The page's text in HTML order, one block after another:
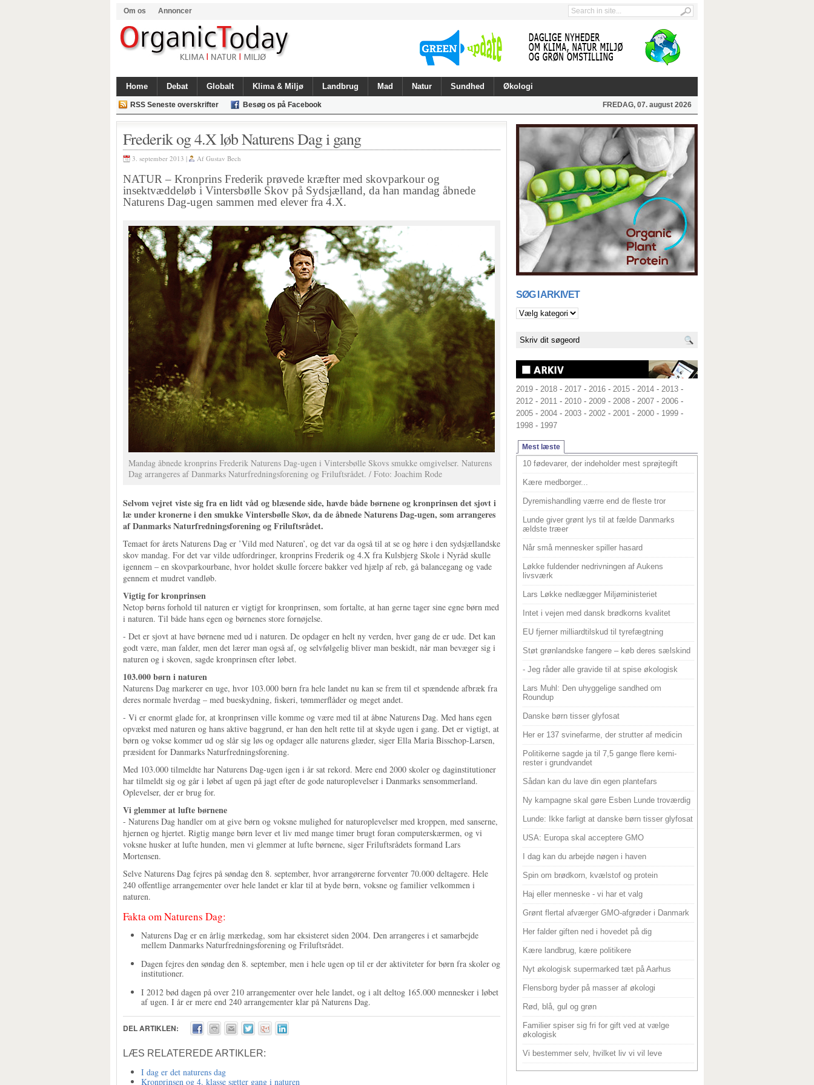
Om os Annoncer
Home Debat Globalt Klima & Miljø Landbrug Mad Natur Sundhed Økologi
RSS Seneste overskrifter Besøg os på Facebook FREDAG, 07. august 2026
Frederik og 4.X løb Naturens Dag i gang
3. september 2013 | Af Gustav Bech
NATUR – Kronprins Frederik prøvede kræfter med skovparkour og
insektvæddeløb i Vintersbølle Skov på Sydsjælland, da han mandag åbnede
Naturens Dag-ugen sammen med elever fra 4.X.
Mandag åbnede kronprins Frederik Naturens Dag-ugen i Vintersbølle Skovs smukke omgivelser. Naturens
Dag arrangeres af Danmarks Naturfredningsforening og Friluftsrådet. / Foto: Joachim Rode
Selvom vejret viste sig fra en lidt våd og blæsende side, havde både børnene og kronprinsen det sjovt i
læ under kronerne i den smukke Vintersbølle Skov, da de åbnede Naturens Dag-ugen, som arrangeres
af Danmarks Naturfredningsforening og Friluftsrådet.
Temaet for årets Naturens Dag er ’Vild med Naturen’, og det var da også til at se og høre i den sydsjællandske
skov mandag. For det var vilde udfordringer, kronprins Frederik og 4.X fra Kulsbjerg Skole i Nyråd skulle
igennem – en skovparkourbane, hvor holdet skulle forcere bakker ved hjælp af reb, gå balancegang og vade
gennem et mudret vandløb.
Vigtig for kronprinsen
Netop børns forhold til naturen er vigtigt for kronprinsen, som fortalte, at han gerne tager sine egne børn med
i naturen. Til både hans egen og børnenes store fornøjelse.
- Det er sjovt at have børnene med ud i naturen. De opdager en helt ny verden, hver gang de er ude. Det kan
godt være, man falder, men det lærer man også af, og selvfølgelig bliver man beskidt, når man bevæger sig i
naturen og i skoven, sagde kronprinsen efter løbet.
103.000 børn i naturen
Naturens Dag markerer en uge, hvor 103.000 børn fra hele landet nu kan se frem til et spændende afbræk fra
deres normale hverdag – med bueskydning, fiskeri, tømmerflåder og meget andet.
- Vi er enormt glade for, at kronprinsen ville komme og være med til at åbne Naturens Dag. Med hans egen
opvækst med naturen og hans aktive baggrund, er han den helt rette til at skyde ugen i gang. Det er vigtigt, at
børn og vokse kommer ud og slår sig løs og opdager alle naturens glæder, siger Ella Maria Bisschop-Larsen,
præsident for Danmarks Naturfredningsforening.
Med 103.000 tilmeldte har Naturens Dag-ugen igen i år sat rekord. Mere end 2000 skoler og daginstitutioner
har tilmeldt sig og går i løbet af ugen på jagt efter de gode naturoplevelser i Danmarks sensommerland.
Oplevelser, der er brug for.
Vi glemmer at lufte børnene
- Naturens Dag handler om at give børn og voksne mulighed for naturoplevelser med kroppen, med sanserne,
hjernen og hjertet. Rigtig mange børn lever et liv med mange timer brugt foran computerskærmen, og vi
voksne husker at lufte hunden, men vi glemmer at lufte børnene, siger Friluftsrådets formand Lars
Mortensen.
Selve Naturens Dag fejres på søndag den 8. september, hvor arrangørerne forventer 70.000 deltagere. Hele
240 offentlige arrangementer over hele landet er klar til at byde børn, voksne og familier velkommen i
naturen.
Fakta om Naturens Dag:
Naturens Dag er en årlig mærkedag, som har eksisteret siden 2004. Den arrangeres i et samarbejde
mellem Danmarks Naturfredningsforening og Friluftsrådet.
Dagen fejres den søndag den 8. september, men i hele ugen op til er der aktiviteter for børn fra skoler og
institutioner.
I 2012 bød dagen på over 210 arrangementer over hele landet, og i alt deltog 165.000 mennesker i løbet
af ugen. I år er mere end 240 arrangementer klar på Naturens Dag.
DEL ARTIKLEN:
LÆS RELATEREDE ARTIKLER:
I dag er det naturens dag
Kronprinsen og 4. klasse sætter gang i naturen
SØG I ARKIVET
2019 - 2018 - 2017 - 2016 - 2015 - 2014 - 2013 -
2012 - 2011 - 2010 - 2009 - 2008 - 2007 - 2006 -
2005 - 2004 - 2003 - 2002 - 2001 - 2000 - 1999 -
1998 - 1997
Mest læste
10 fødevarer, der indeholder mest sprøjtegift
Kære medborger...
Dyremishandling værre end de fleste tror
Lunde giver grønt lys til at fælde Danmarks
ældste træer
Når små mennesker spiller hasard
Løkke fuldender nedrivningen af Aukens
livsværk
Lars Løkke nedlægger Miljøministeriet
Intet i vejen med dansk brødkorns kvalitet
EU fjerner milliardtilskud til tyrefægtning
Støt grønlandske fangere – køb deres sælskind
- Jeg råder alle gravide til at spise økologisk
Lars Muhl: Den uhyggelige sandhed om
Roundup
Danske børn tisser glyfosat
Her er 137 svinefarme, der strutter af medicin
Politikerne sagde ja til 7,5 gange flere kemi-
rester i grundvandet
Sådan kan du lave din egen plantefars
Ny kampagne skal gøre Esben Lunde troværdig
Lunde: Ikke farligt at danske børn tisser glyfosat
USA: Europa skal acceptere GMO
I dag kan du arbejde nøgen i haven
Spin om brødkorn, kvælstof og protein
Haj eller menneske - vi har et valg
Grønt flertal afværger GMO-afgrøder i Danmark
Her falder giften ned i hovedet på dig
Kære landbrug, kære politikere
Nyt økologisk supermarked tæt på Aarhus
Flensborg byder på masser af økologi
Rød, blå, gul og grøn
Familier spiser sig fri for gift ved at vælge
økologisk
Vi bestemmer selv, hvilket liv vi vil leve